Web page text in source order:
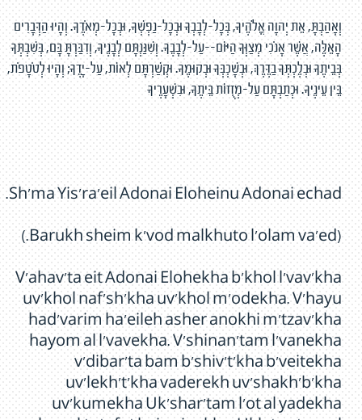
וְאָהַבְתָּ, אֵת יְהוָה אֱלֹהֶיךָ, בְּכָל-לְבָבְךָ וּבְכָל-נַפְשְׁךָ, וּבְכָל-מְאֹדֶךָ. וְהָיוּ הַדְּבָרִים
הָאֵלֶּה, אֲשֶׁר אָנֹכִי מְצַוְּךָ הַיּוֹם--עַל-לְבָבֶךָ. וְשִׁנַּנְתָּם לְבָנֶיךָ, וְדִבַּרְתָּ בָּם, בְּשִׁבְתְּךָ
בְּבֵיתֶךָ וּבְלֶכְתְּךָ בַדֶּרֶךְ, וּבְשָׁכְבְּךָ וּבְקוּמֶךָ. וּקְשַׁרְתָּם לְאוֹת, עַל-יָדֶךָ; וְהָיוּ לְטֹטָפֹת,
בֵּין עֵינֶיךָ. וּכְתַבְתָּם עַל-מְזֻזוֹת בֵּיתֶךָ, וּבִשְׁעָרֶיךָ
Sh'ma Yis'ra'eil Adonai Eloheinu Adonai echad.
(Barukh sheim k'vod malkhuto l'olam va'ed.)
V'ahav'ta eit Adonai Elohekha b'khol l'vav'kha
uv'khol naf'sh'kha uv'khol m'odekha. V'hayu
had'varim ha'eileh asher anokhi m'tzav'kha
hayom al l'vavekha. V'shinan'tam l'vanekha
v'dibar'ta bam b'shiv't'kha b'veitekha
uv'lekh't'kha vaderekh uv'shakh'b'kha
uv'kumekha Uk'shar'tam l'ot al yadekha